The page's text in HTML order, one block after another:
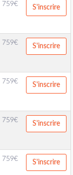
759€ S'inscrire
759€ S'inscrire
759€ S'inscrire
759€ S'inscrire
759€ S'inscrire